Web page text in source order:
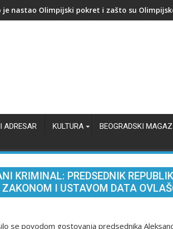
kupuje proizvođača AI čipova: Počinje nova
ADRESAR KULTURA BEOGRADSKI
KRIMINAL: PREDSEDNIK
I USTAVOM DATA
se povodom gostovanja predsednika